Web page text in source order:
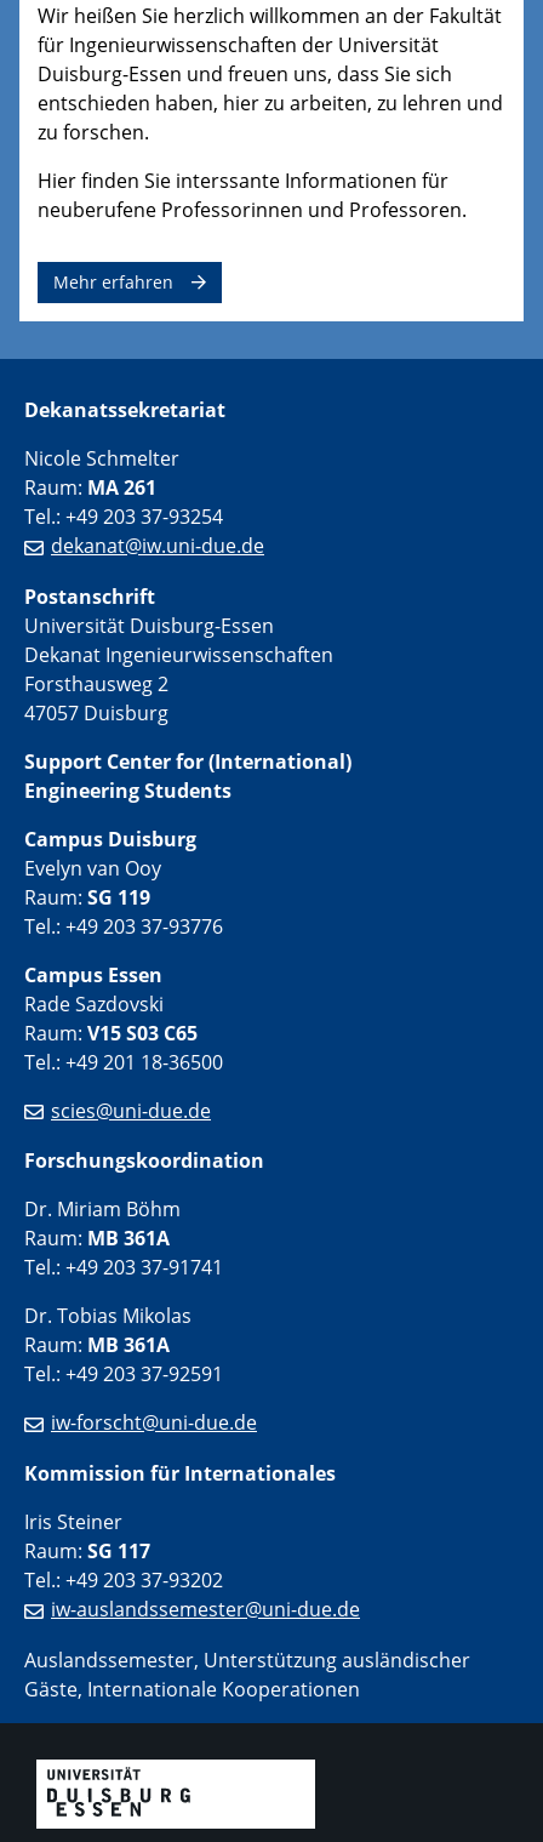
Wir heißen Sie herzlich willkommen an der Fakultät
für Ingenieurwissenschaften der Universität
Duisburg-Essen und freuen uns, dass Sie sich
entschieden haben, hier zu arbeiten, zu lehren und
zu forschen.
Hier finden Sie interssante Informationen für
neuberufene Professorinnen und Professoren.
Mehr erfahren
Dekanatssekretariat
Nicole Schmelter
Raum: MA 261
Tel.: +49 203 37-93254
dekanat@iw.uni-due.de
Postanschrift
Universität Duisburg-Essen
Dekanat Ingenieurwissenschaften
Forsthausweg 2
47057 Duisburg
Support Center for (International)
Engineering Students
Campus Duisburg
Evelyn van Ooy
Raum: SG 119
Tel.: +49 203 37-93776
Campus Essen
Rade Sazdovski
Raum: V15 S03 C65
Tel.: +49 201 18-36500
scies@uni-due.de
Forschungskoordination
Dr. Miriam Böhm
Raum: MB 361A
Tel.: +49 203 37-91741
Dr. Tobias Mikolas
Raum: MB 361A
Tel.: +49 203 37-92591
iw-forscht@uni-due.de
Kommission für Internationales
Iris Steiner
Raum: SG 117
Tel.: +49 203 37-93202
iw-auslandssemester@uni-due.de
Auslandssemester, Unterstützung ausländischer
Gäste, Internationale Kooperationen